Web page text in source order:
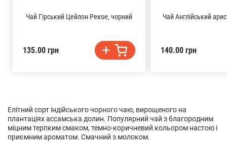
Елітний сорт індійського чорного чаю, вирощеного на
плантаціях ассамська долин. Популярний чай з благородним
міцним терпким смаком, темно-коричневий кольором настою і
приємним ароматом. Смачний з молоком.
Чай Гірський Цейлон Рекое, чорний
135.00 грн
Чай Англійський
140.00 грн